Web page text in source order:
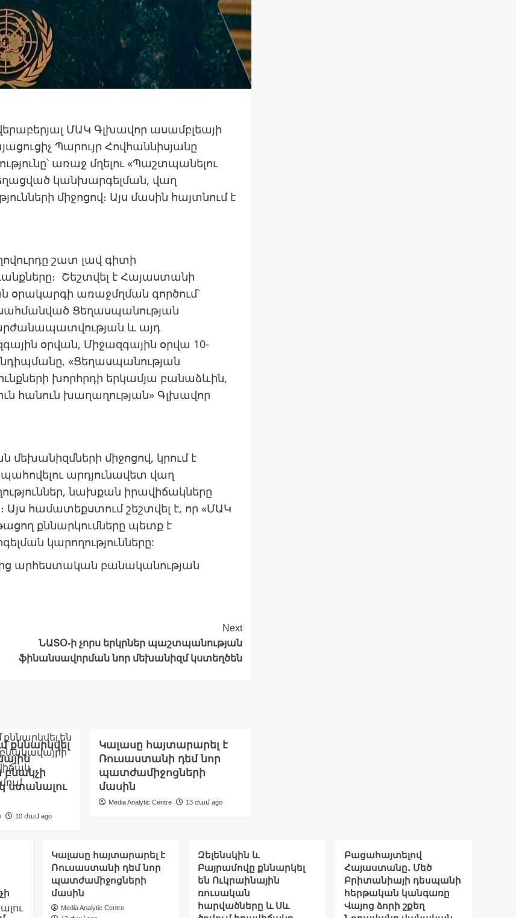
ՄԱԿ Գլխավոր ասամբլեայի
Պարույր Հովհաննիսյանը
առաջ մղելու «Պաշտպանելու
կանխարգելման, վաղ
միջոցով։ Այս մասին հայտնում է
շատ լավ գիտի
Շեշտվել է Հայաստանի
առաջմղման գործում՝
Ցեղասպանության
և այդ
օրվան, Միջազգային օրվա 10-
«Ցեղասպանության
խորհրդի երկամյա բանաձևին,
հանուն խաղաղության» Գլխավոր
միջոցով, կրում է
արդյունավետ վաղ
նախքան իրավիճակները
Այս համատեքստում շեշտվել է, որ «ՄԱԿ
քննարկումները պետք է
կարողությունները:
արհեստական բանականության
Next
ՆԱՏՕ-ի չորս երկրներ պաշտպանության
ֆինանսավորման նոր մեխանիզմ կստեղծեն
քննարկվել
բնակչի
ստանալու
10 ժամ ago
Կալասը հայտարարել է
Ռուսաստանի դեմ նոր
պատժամիջոցների
մասին
Media Analytic Centre 13 ժամ ago
Կալասը հայտարարել է
Ռուսաստանի դեմ նոր
պատժամիջոցների
մասին
Media Analytic Centre
Զելենսկին և
Բայրամովը քննարկել
են Ուկրաինային
ռուսական
հարվածները և Սև
Բացահայտելով
Հայաստանը․ Մեծ
Բրիտանիայի դեսպանի
հերթական կանգառը
Վայոց ձորի շքեղ